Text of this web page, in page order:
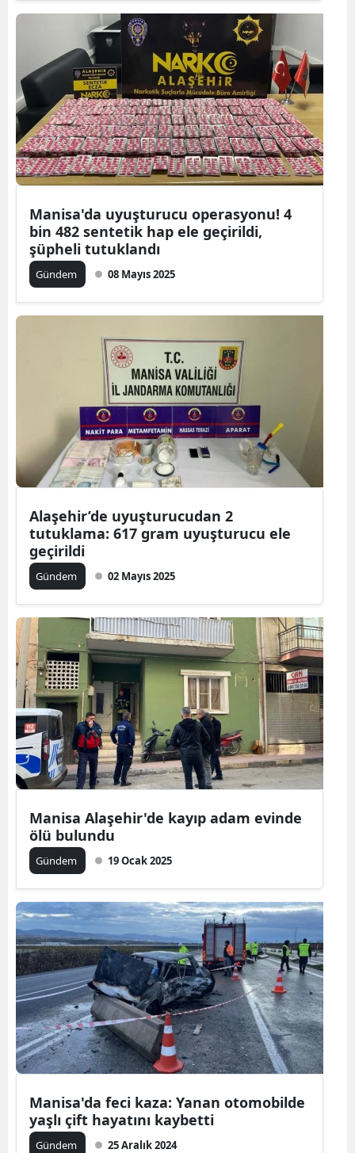
Manisa'da uyuşturucu operasyonu! 4
bin 482 sentetik hap ele geçirildi,
şüpheli tutuklandı
Gündem 08 Mayıs 2025
Alaşehir’de uyuşturucudan 2
tutuklama: 617 gram uyuşturucu ele
geçirildi
Gündem 02 Mayıs 2025
Manisa Alaşehir'de kayıp adam evinde
ölü bulundu
Gündem 19 Ocak 2025
Manisa'da feci kaza: Yanan otomobilde
yaşlı çift hayatını kaybetti
Gündem 25 Aralık 2024